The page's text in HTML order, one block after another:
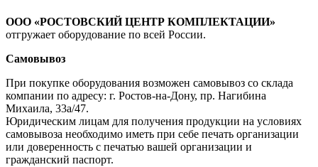
ООО «РОСТОВСКИЙ ЦЕНТР КОМПЛЕКТАЦИИ»
отгружает оборудование по всей России.
Самовывоз
При покупке оборудования возможен самовывоз со склада
компании по адресу: г. Ростов-на-Дону, пр. Нагибина
Михаила, 33а/47.
Юридическим лицам для получения продукции на условиях
самовывоза необходимо иметь при себе печать организации
или доверенность с печатью вашей организации и
гражданский паспорт.